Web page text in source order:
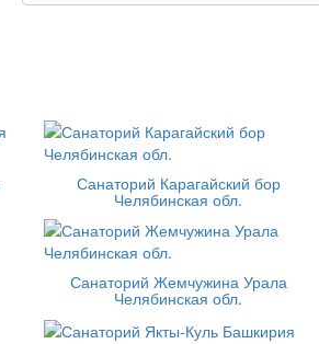
Санаторий Карагайский бор
Челябинская обл.
Санаторий Жемчужина Урала
Челябинская обл.